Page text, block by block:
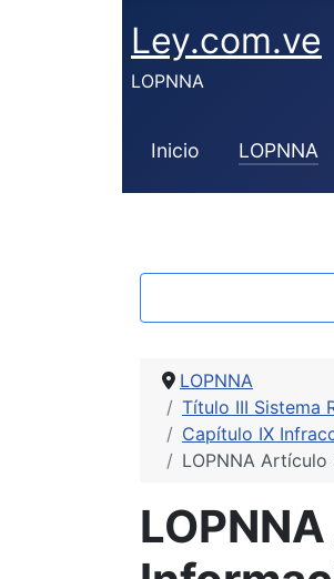
Ley.com.ve
LOPNNA
Inicio LOPNNA
LOPNNA
Título III Sistema
Capítulo IX
LOPNNA